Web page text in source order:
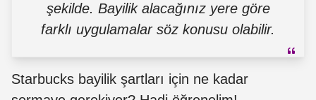
şekilde. Bayilik alacağınız yere göre
farklı uygulamalar söz konusu olabilir.
Starbucks bayilik şartları için ne kadar